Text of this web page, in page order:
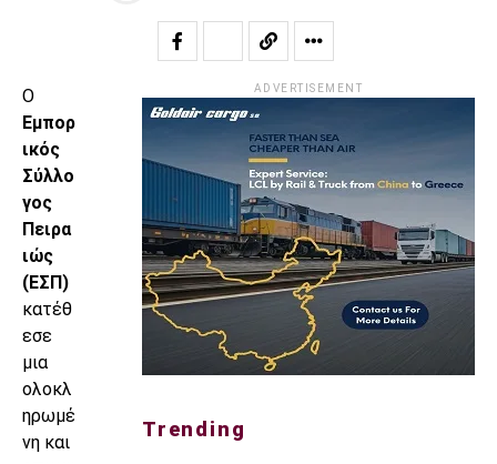
Ο
Εμπορ
ικός
Σύλλο
γος
Πειρα
ιώς
(ΕΣΠ)
κατέθ
εσε
μια
ολοκλ
ηρωμέ
νη και
ADVERTISEMENT
Trending